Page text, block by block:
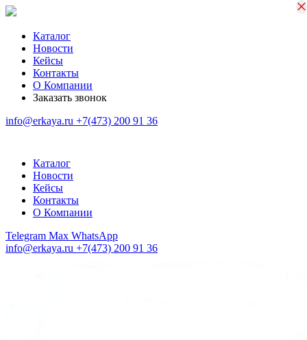
Каталог
Новости
Кейсы
Контакты
О Компании
Заказать звонок
info@erkaya.ru +7(473) 200 91 36
Каталог
Новости
Кейсы
Контакты
О Компании
Telegram Max WhatsApp
info@erkaya.ru +7(473) 200 91 36
×
×